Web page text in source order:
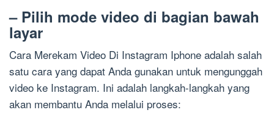
– Pilih mode video di bagian bawah
layar
Cara Merekam Video Di Instagram Iphone adalah salah
satu cara yang dapat Anda gunakan untuk mengunggah
video ke Instagram. Ini adalah langkah-langkah yang
akan membantu Anda melalui proses: